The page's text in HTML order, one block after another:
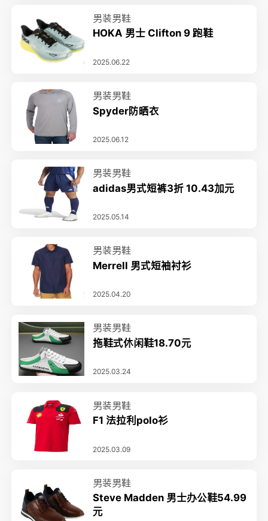
男装男鞋
HOKA 男士 Clifton 9 跑鞋
2025.06.22
男装男鞋
Spyder防晒衣
2025.06.12
男装男鞋
adidas男式短裤3折 10.43加元
2025.05.14
男装男鞋
Merrell 男式短袖衬衫
2025.04.20
男装男鞋
拖鞋式休闲鞋18.70元
2025.03.24
男装男鞋
F1 法拉利polo衫
2025.03.09
男装男鞋
Steve Madden 男士办公鞋54.99
元